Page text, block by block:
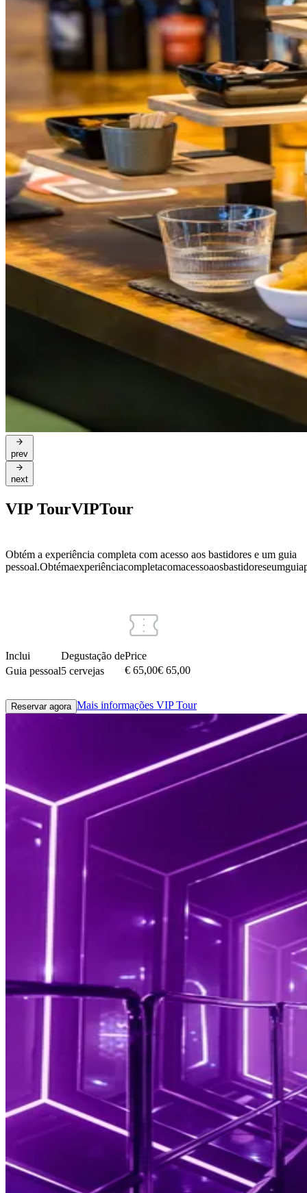
prev
next
VIP TourVIPTour
Obtém a experiência completa com acesso aos bastidores e um guia
pessoal.Obtémaexperiênciacompletacomacessoaosbastidoreseumguia
Inclui
Guia pessoal
Degustação de
5 cervejas
Price
€ 65,00€ 65,00
Reservar agora Mais informações VIP Tour